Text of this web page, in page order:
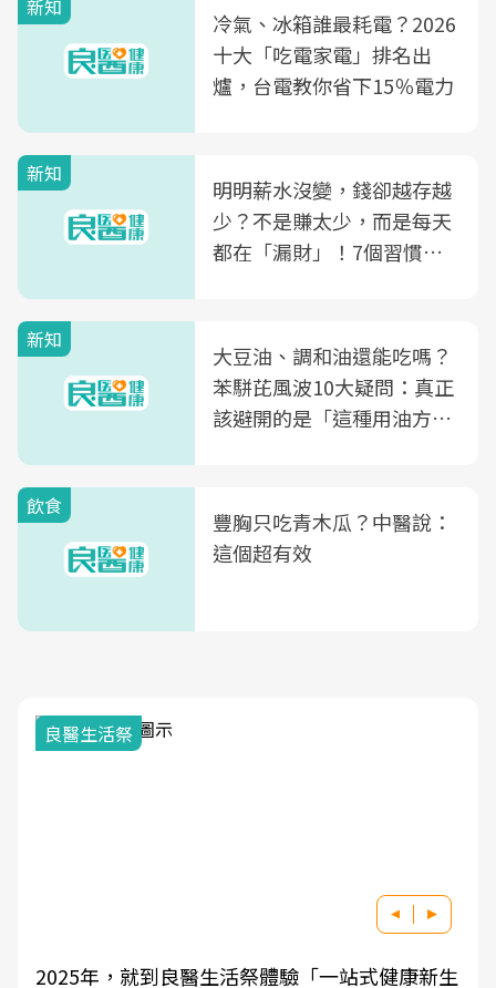
新知
冷氣、冰箱誰最耗電？2026
十大「吃電家電」排名出
爐，台電教你省下15％電力
新知
明明薪水沒變，錢卻越存越
少？不是賺太少，而是每天
都在「漏財」！7個習慣一
新知
大豆油、調和油還能吃嗎？
苯駢芘風波10大疑問：真正
該避開的是「這種用油方
飲食
豐胸只吃青木瓜？中醫說：
這個超有效
良醫生活祭
2025年，就到良醫生活祭體驗「一站式健康新生